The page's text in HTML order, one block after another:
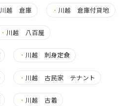
川越 倉庫 ・ 川越 倉庫付貸地
・ 川越 八百屋
・ 川越 刺身定食
・ 川越 古民家 テナント
・ 川越 古着